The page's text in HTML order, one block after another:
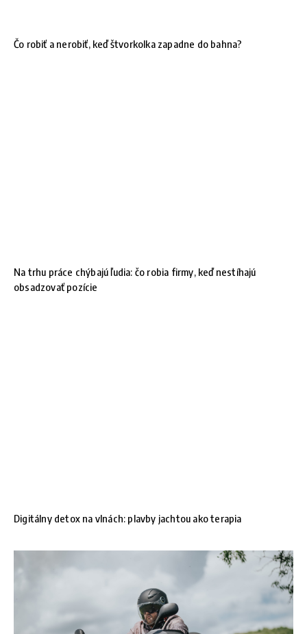
Čo robiť a nerobiť, keď štvorkolka zapadne do bahna?
Na trhu práce chýbajú ľudia: čo robia firmy, keď nestíhajú
obsadzovať pozície
Digitálny detox na vlnách: plavby jachtou ako terapia